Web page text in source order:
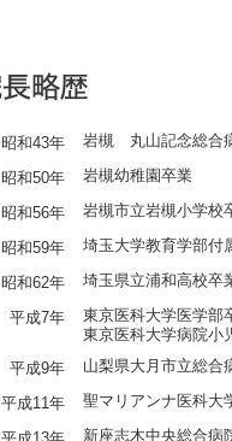
昭和43年 岩槻 丸山記念総合
昭和50年 岩槻幼稚園卒業
昭和56年 岩槻市立岩槻小学校
昭和59年 埼玉大学教育学部付
昭和62年 埼玉県立浦和高校卒
平成7年
東京医科大学医学部
東京医科大学病院小
平成9年
山梨県大月市立総合
平成11年 聖マリアンナ医科
新座志木中央総合